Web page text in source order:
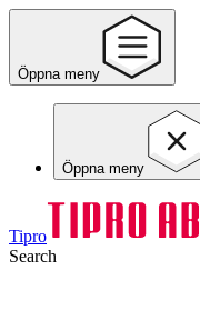
Öppna meny
Öppna meny
Tipro
Search